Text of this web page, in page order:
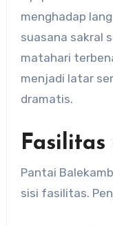
menghadap
suasana sakral
matahari
menjadi latar
dramatis.
Fasilitas
Pantai
sisi fasilitas.